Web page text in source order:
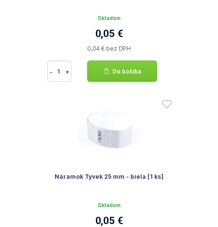
Skladom
0,05 €
0,04 € bez DPH
- + Do košíka
Náramok Tyvek 25 mm - biela [1 ks]
Skladom
0,05 €